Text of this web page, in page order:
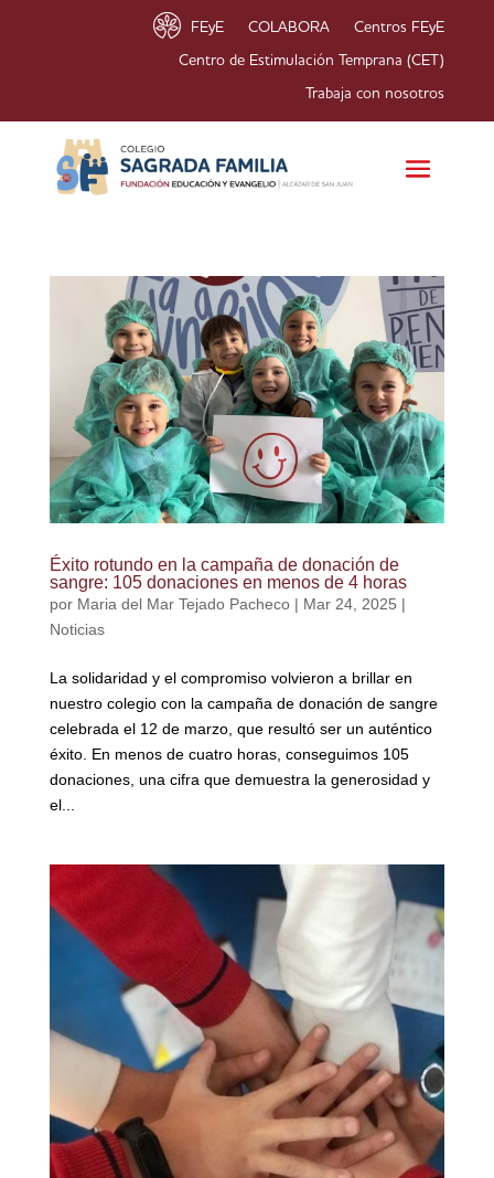
FEyE COLABORA Centros FEyE
Centro de Estimulación Temprana (CET)
Trabaja con nosotros
Éxito rotundo en la campaña de donación de
sangre: 105 donaciones en menos de 4 horas
por Maria del Mar Tejado Pacheco| Mar 24, 2025 |
Noticias
La solidaridad y el compromiso volvieron a brillar en
nuestro colegio con la campaña de donación de sangre
celebrada el 12 de marzo, que resultó ser un auténtico
éxito. En menos de cuatro horas, conseguimos 105
donaciones, una cifra que demuestra la generosidad y
el...